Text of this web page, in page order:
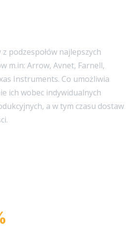
podzespołów najlepszych
m.in: Arrow, Avnet, Farnell,
Instruments. Co umożliwia
ich wobec indywidualnych
a w tym czasu dostaw